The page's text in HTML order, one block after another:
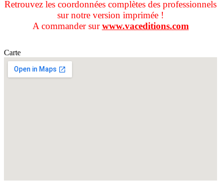
Retrouvez les coordonnées complètes des professionnels
sur notre version imprimée !
A commander surwww.vaceditions.com
Carte